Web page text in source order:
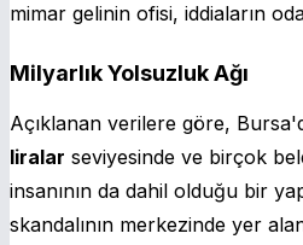
mimar gelinin ofisi, iddiaların
Milyarlık Yolsuzluk Ağı
Açıklanan verilere göre,
liralar seviyesinde ve birçok
insanının da dahil olduğu bir
skandalının merkezinde yer